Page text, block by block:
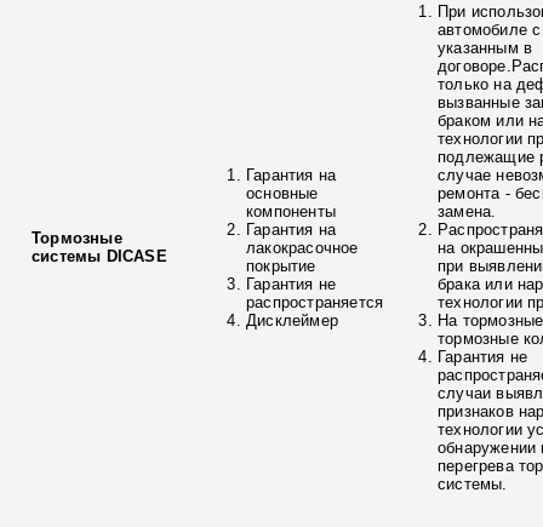
Тормозные
системы DICASE
Гарантия на
основные
компоненты
Гарантия на
лакокрасочное
покрытие
Гарантия не
распространяется
Дисклеймер
При
автомобиле
указанным в
только на
вызванные
браком или
технологии
подлежащие
случае
ремонта -
замена.
на
при
брака или
технологии
На
тормозные
Гарантия не
случаи
признаков
технологии
обнаружении
перегрева
системы.